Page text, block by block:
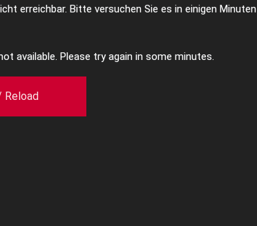
erreichbar. Bitte versuchen Sie es in einigen Minuten
available. Please try again in some minutes.
Reload